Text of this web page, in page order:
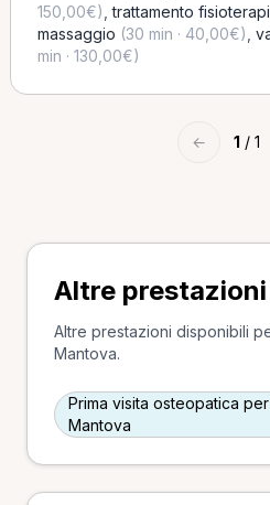
150,00€) ,trattamento
massaggio (30 min · 40,00€)
min · 130,00€)
← 1 / 1
Altre
Altre prestazioni disponibili
Mantova.
Prima visita osteopatica
Mantova